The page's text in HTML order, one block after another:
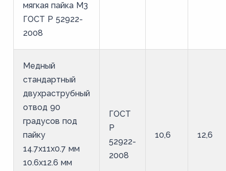
мягкая пайка М3
ГОСТ Р 52922-
2008
Медный
стандартный
двухраструбный
отвод 90
градусов под
пайку
14.7х11х0.7 мм
10.6х12.6 мм
ГОСТ
Р
52922-
2008
10,6 12,6